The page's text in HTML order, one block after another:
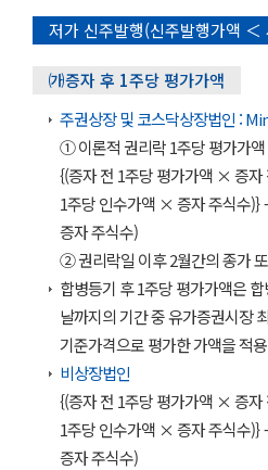
저가 신주발행(신주발행가액 ＜
㈎증자 후 1주당 평가가액
주권상장 및 코스닥상장법인 :
① 이론적 권리락 1주당 평가가액
{(증자 전 1주당 평가가액 × 증자
1주당 인수가액 × 증자 주식수
증자 주식수)
② 권리락일 이후 2월간의 종가
합병등기 후 1주당 평가가액은
날까지의 기간 중 유가증권시장
기준가격으로 평가한 가액을 적
비상장법인
{(증자 전 1주당 평가가액 × 증자
1주당 인수가액 × 증자 주식수
증자 주식수)